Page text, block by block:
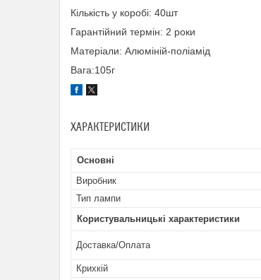
Кількість у коробі: 40шт
Гарантійний термін: 2 роки
Матеріали: Алюміній-поліамід
Вага:105г
ХАРАКТЕРИСТИКИ
Основні
Виробник
Тип лампи
Користувальницькі характеристики
Доставка/Оплата
Крихкій